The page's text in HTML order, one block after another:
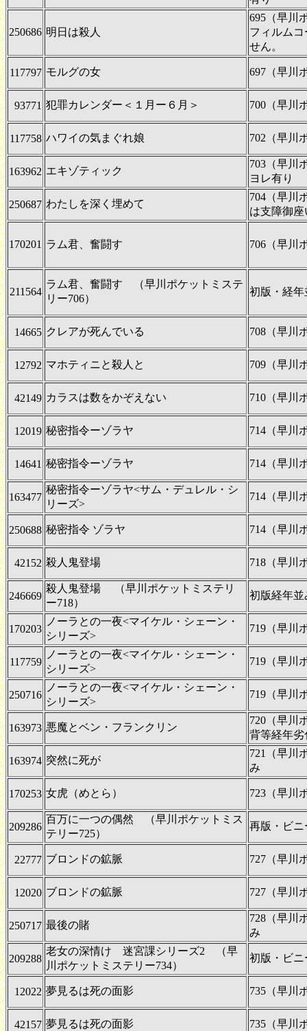
250686 明日は殺人
695（早川
フィルム
せん。
117797 モルグの女 697（早川
93771 犯罪カレンダー＜１月ー６月＞ 700（早川
117758 ハワイの気まぐれ娘 702（早川
163962 エキゾティック
703（早川
ヨレ有り
250687 わたしを深く埋めて
704（早川
は支障御
170201 ラム君、奮闘す 706（早川
211564
ラム君、奮闘す （早川ポケットミステ
リー706）
初版・経年
14665 クレアが死んでいる 708（早川
12792 マホティニと殺人と 709（早川
42149 カラスは数をかぞえない 710（早川
12019 秘密指令ーゾラヤ 714（早川
14641 秘密指令ーゾラヤ 714（早川
163477
秘密指令ーゾラヤ<サム・デュレル・シ
リーズ>
714（早川
250688 秘密指令 ゾラヤ 714（早川
42152 殺人鬼登場 718（早川
246669
殺人鬼登場 （早川ポケットミステリ
ー718）
初版経年
170203
ノーラとの一夜<マイケル・シェーン・
シリーズ>
719（早川
117759
ノーラとの一夜<マイケル・シェーン・
シリーズ>
719（早川
250716
ノーラとの一夜<マイケル・シェーン・
シリーズ>
719（早川
163973 悪魔とベン・フランクリン
720（早川
背等経年劣
163974 突然に死が
721（早川
み
170253 女虎（めとら） 723（早川
209286
百万に一つの偶然 （早川ポケットミス
テリー725）
再版・ビ
22777 ブロンドの鉱脈 727（早川
12020 ブロンドの鉱脈 727（早川
250717 最後の賭
728（早川
み
209288
老女の深情け 迷宮課シリーズ2 （早
川ポケットミステリー734）
初版・ビ
12022 夢見るは死の面影 735（早川
42157 夢見るは死の面影 735（早川